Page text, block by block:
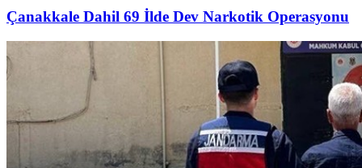
Çanakkale Dahil 69 İlde Dev Narkotik Operasyonu